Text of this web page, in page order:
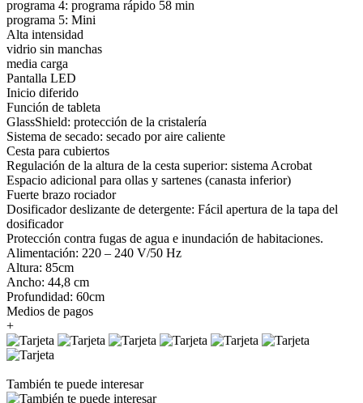
programa 4: programa rápido 58 min
programa 5: Mini
Alta intensidad
vidrio sin manchas
media carga
Pantalla LED
Inicio diferido
Función de tableta
GlassShield: protección de la cristalería
Sistema de secado: secado por aire caliente
Cesta para cubiertos
Regulación de la altura de la cesta superior: sistema Acrobat
Espacio adicional para ollas y sartenes (canasta inferior)
Fuerte brazo rociador
Dosificador deslizante de detergente: Fácil apertura de la tapa del
dosificador
Protección contra fugas de agua e inundación de habitaciones.
Alimentación: 220 – 240 V/50 Hz
Altura: 85cm
Ancho: 44,8 cm
Profundidad: 60cm
Medios de pagos
+
También te puede interesar